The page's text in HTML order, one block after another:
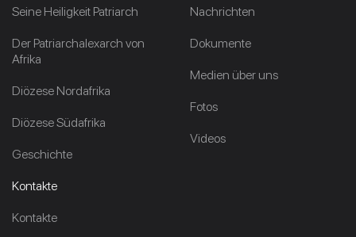
Seine Heiligkeit Patriarch
Der Patriarchalexarch von
Afrika
Diözese Nordafrika
Diözese Südafrika
Geschichte
Nachrichten
Dokumente
Medien über uns
Fotos
Videos
Kontakte
Kontakte